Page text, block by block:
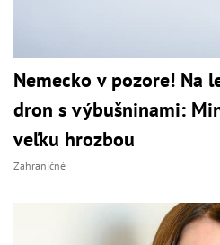
Nemecko v pozore! Na
dron s výbušninami:
veľku hrozbou
Zahraničné